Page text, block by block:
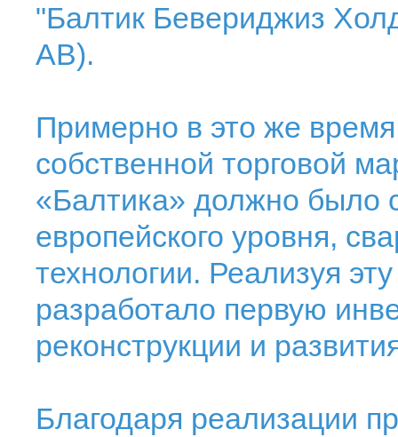
"Балтик Бевериджиз
AB).
Примерно в это же
собственной торговой
«Балтика» должно было
европейского уровня,
технологии. Реализуя
разработало первую
реконструкции и
Благодаря реализации